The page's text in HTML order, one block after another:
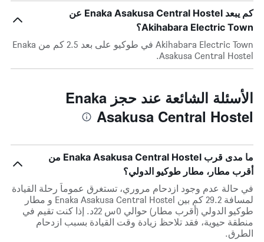
كم يبعد Enaka Asakusa Central Hostel عن
Akihabara Electric Town؟
Akihabara Electric Town في طوكيو على بعد 2.5 كم من Enaka
Asakusa Central Hostel.
الأسئلة الشائعة عند حجز Enaka
Asakusa Central Hostel
ما مدى قرب Enaka Asakusa Central Hostel من
أقرب مطار، مطار طوكيو الدولي؟
في حالة عدم وجود ازدحام مروري، تستغرق عموماً رحلة القيادة
لمسافة 29.2 كم بين Enaka Asakusa Central Hostel و مطار
طوكيو الدولي (أقرب مطار) حوالي 0س 22د. إذا كنت تقيم في
منطقة حيوية، فقد تلاحظ زيادة وقت القيادة بسبب ازدحام
الطرق.